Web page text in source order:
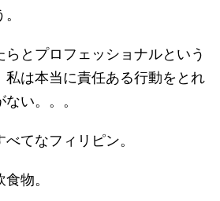
らとプロフェッショナルという
私は本当に責任ある行動をとれ
い。。。
てなフィリピン。
物。